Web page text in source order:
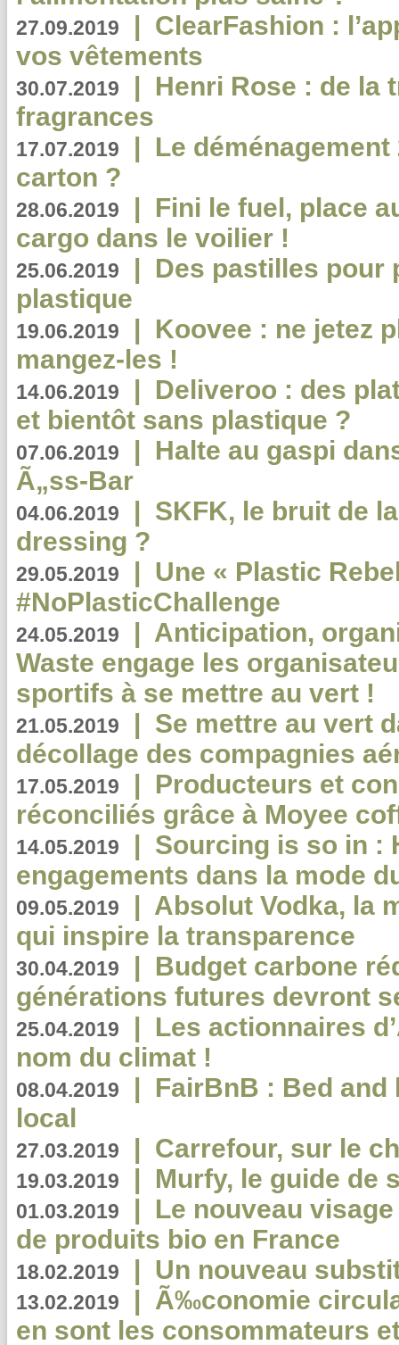
27.09.2019 | ClearFashion :
vos vêtements
30.07.2019 | Henri Rose : de la
fragrances
17.07.2019 | Le
carton ?
28.06.2019 | Fini le fuel, place
cargo dans le voilier !
25.06.2019 | Des pastilles pour
plastique
19.06.2019 | Koovee : ne jetez
mangez-les !
14.06.2019 | Deliveroo : des
et bientôt sans plastique ?
07.06.2019 | Halte au gaspi
Ã„ss-Bar
04.06.2019 | SKFK, le bruit de
dressing ?
29.05.2019 | Une « Plastic
#NoPlasticChallenge
24.05.2019 | Anticipation,
Waste engage les
sportifs à se mettre au vert !
21.05.2019 | Se mettre au vert
décollage des compagnies
17.05.2019 | Producteurs et
réconciliés grâce à Moyee
14.05.2019 | Sourcing is so in :
engagements dans la mode
09.05.2019 | Absolut Vodka, la
qui inspire la transparence
30.04.2019 | Budget carbone
générations futures devront
25.04.2019 | Les actionnaires
nom du climat !
08.04.2019 | FairBnB : Bed
local
27.03.2019 | Carrefour, sur le
19.03.2019 | Murfy, le guide de
01.03.2019 | Le nouveau
de produits bio en France
18.02.2019 | Un nouveau
13.02.2019 | Ã‰conomie
en sont les consommateurs